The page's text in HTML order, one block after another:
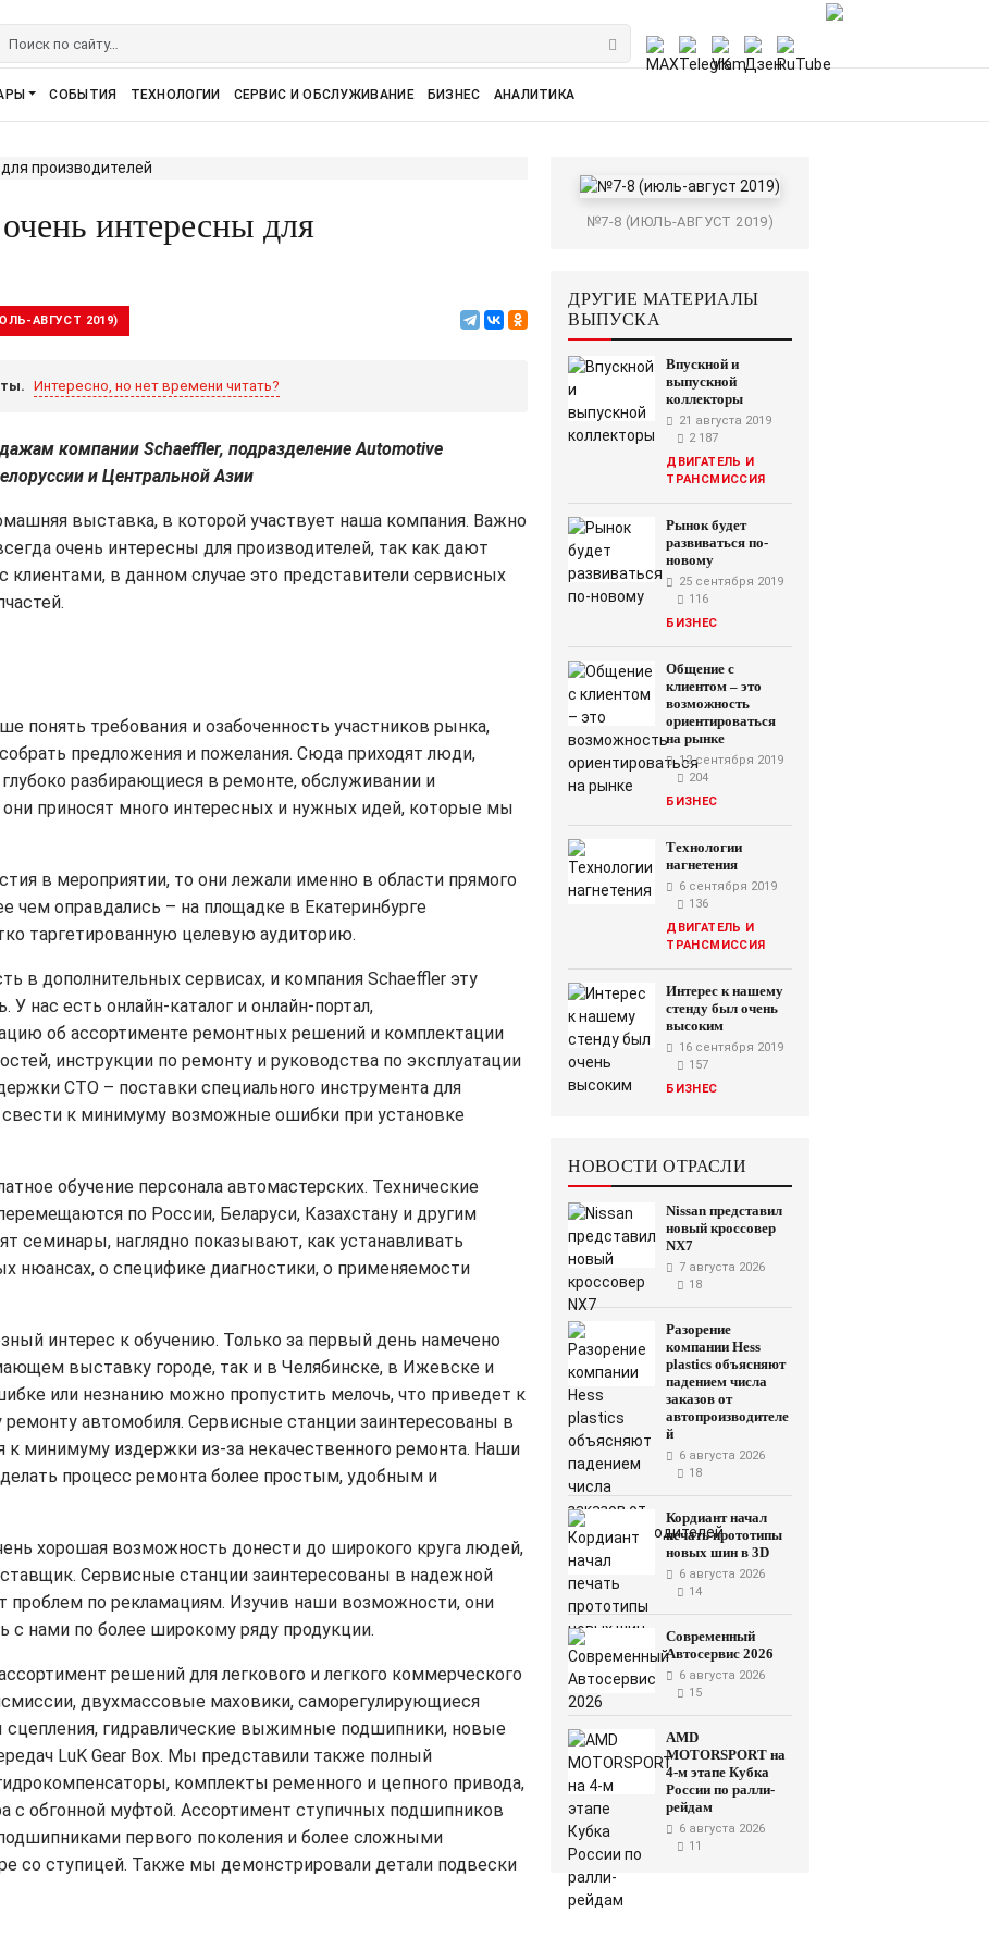
СОБЫТИЯ ТЕХНОЛОГИИ СЕРВИС И ОБСЛУЖИВАНИЕ БИЗНЕС АНАЛИТИКА
интересны для
АВГУСТ 2019)
Интересно, но нет времени читать?
компании Schaeffler, подразделение Automotive
и Центральной Азии
выставка, в которой участвует наша компания. Важно
очень интересны для производителей, так как дают
в данном случае это представители сервисных
понять требования и озабоченность участников рынка,
предложения и пожелания. Сюда приходят люди,
разбирающиеся в ремонте, обслуживании и
приносят много интересных и нужных идей, которые мы
в мероприятии, то они лежали именно в области прямого
чем оправдались – на площадке в Екатеринбурге
таргетированную целевую аудиторию.
в дополнительных сервисах, и компания Schaeffler эту
У нас есть онлайн-каталог и онлайн-портал,
об ассортименте ремонтных решений и комплектации
инструкции по ремонту и руководства по эксплуатации
СТО – поставки специального инструмента для
свести к минимуму возможные ошибки при установке
обучение персонала автомастерских. Технические
по России, Беларуси, Казахстану и другим
семинары, наглядно показывают, как устанавливать
нюансах, о специфике диагностики, о применяемости
интерес к обучению. Только за первый день намечено
выставку городе, так и в Челябинске, в Ижевске и
или незнанию можно пропустить мелочь, что приведет к
ремонту автомобиля. Сервисные станции заинтересованы в
к минимуму издержки из-за некачественного ремонта. Наши
процесс ремонта более простым, удобным и
хорошая возможность донести до широкого круга людей,
Сервисные станции заинтересованы в надежной
проблем по рекламациям. Изучив наши возможности, они
с нами по более широкому ряду продукции.
решений для легкового и легкого коммерческого
двухмассовые маховики, саморегулирующиеся
гидравлические выжимные подшипники, новые
LuK Gear Box. Мы представили также полный
комплекты ременного и цепного привода,
с обгонной муфтой. Ассортимент ступичных подшипников
первого поколения и более сложными
со ступицей. Также мы демонстрировали детали подвески
№7-8 (ИЮЛЬ-АВГУСТ 2019)
ДРУГИЕ МАТЕРИАЛЫ
ВЫПУСКА
Впускной и
выпускной
коллекторы
21 августа 2019
2 187
ДВИГАТЕЛЬ И
ТРАНСМИССИЯ
Рынок будет
развиваться по-
новому
25 сентября 2019
116
БИЗНЕС
Общение с
клиентом – это
возможность
ориентироваться
на рынке
12 сентября 2019
204
БИЗНЕС
Технологии
нагнетения
6 сентября 2019
136
ДВИГАТЕЛЬ И
ТРАНСМИССИЯ
Интерес к нашему
стенду был очень
высоким
16 сентября 2019
157
БИЗНЕС
НОВОСТИ ОТРАСЛИ
Nissan представил
новый кроссовер
NX7
7 августа 2026
18
Разорение
компании Hess
plastics объясняют
падением числа
заказов от
автопроизводителе
й
6 августа 2026
18
Кордиант начал
печать прототипы
новых шин в 3D
6 августа 2026
14
Современный
Автосервис 2026
6 августа 2026
15
AMD
MOTORSPORT на
4-м этапе Кубка
России по ралли-
рейдам
6 августа 2026
11